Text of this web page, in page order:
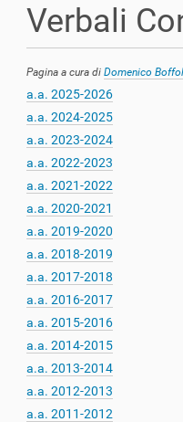
Verbali
Pagina a cura di Domenico
a.a. 2025-2026
a.a. 2024-2025
a.a. 2023-2024
a.a. 2022-2023
a.a. 2021-2022
a.a. 2020-2021
a.a. 2019-2020
a.a. 2018-2019
a.a. 2017-2018
a.a. 2016-2017
a.a. 2015-2016
a.a. 2014-2015
a.a. 2013-2014
a.a. 2012-2013
a.a. 2011-2012